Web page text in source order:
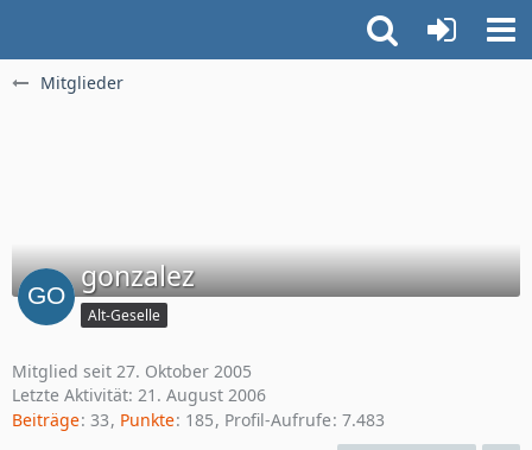
Mitglieder
gonzalez
Alt-Geselle
Mitglied seit 27. Oktober 2005
Letzte Aktivität: 21. August 2006
Beiträge 33 Punkte 185 Profil-Aufrufe 7.483